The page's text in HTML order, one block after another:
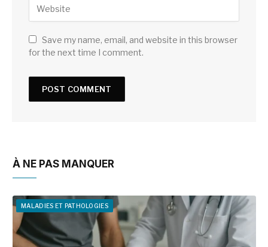
Save my name, email, and website in this browser
for the next time I comment.
À NE PAS MANQUER
MALADIES ET PATHOLOGIES